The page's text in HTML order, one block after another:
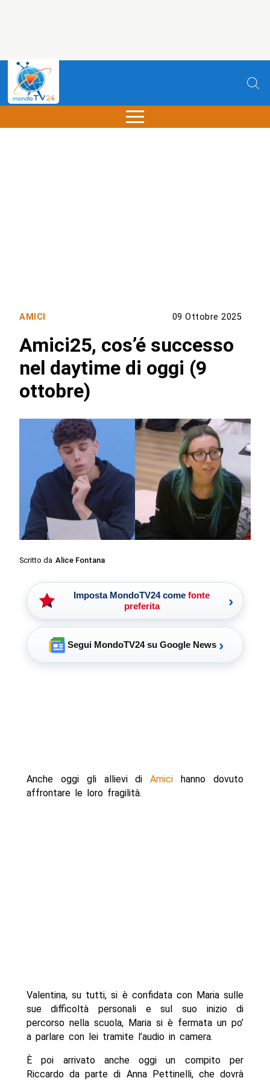
AMICI 09 Ottobre 2025
Amici25, cos’é successo
nel daytime di oggi (9
ottobre)
Scritto da Alice Fontana
Imposta MondoTV24 come fonte
preferita
›
Segui MondoTV24 su Google News ›
Anche oggi gli allievi diAmici hanno dovuto
affrontare le loro fragilità.
Valentina, su tutti, si è confidata con Maria sulle
sue difficoltà personali e sul suo inizio di
percorso nella scuola, Maria si è fermata un po’
a parlare con lei tramite l’audio in camera.
È poi arrivato anche oggi un compito per
Riccardo da parte di Anna Pettinelli, che dovrà